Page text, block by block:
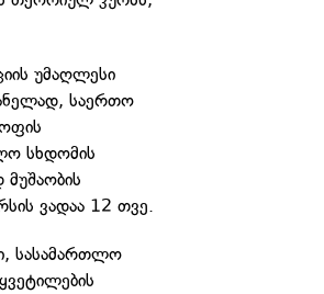
უმაღლესი
საერთო
სხდომის
ვადაა 12 თვე.
სასამართლო